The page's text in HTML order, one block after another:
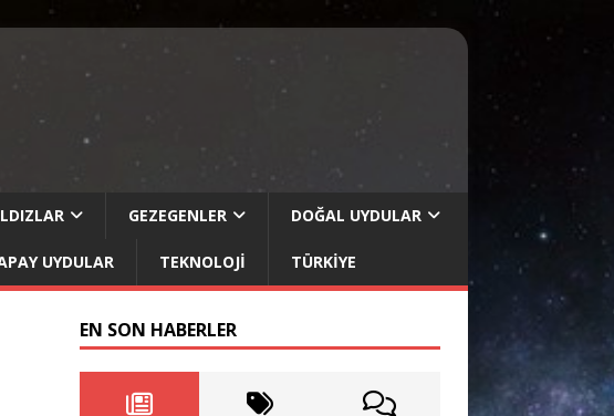
GEZEGENLER DOĞAL UYDULAR
UYDULAR TEKNOLOJI TÜRKIYE
EN SON HABERLER